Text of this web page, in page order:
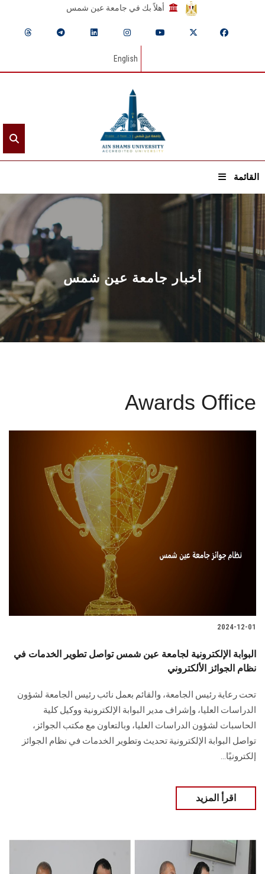
أهلاً بك في جامعة عين شمس
English
القائمة
الرئيسيـة
عن الجامعة
القطاعـات
الشئون الأكاديمية
البحث العلمي
الزائـرون
سجل الان
أخبار جامعة عين شمس
Awards Office
2024-12-01
البوابة الإلكترونية لجامعة عين شمس تواصل تطوير الخدمات في
نظام الجوائز الألكتروني
تحت رعاية رئيس الجامعة، والقائم ‏‏‏بعمل نائب رئيس الجامعة لشؤون
الدراسات العليا، وإشراف مدير ‏‏‏البوابة الإلكترونية ووكيل كلية
الحاسبات لشؤون الدراسات العليا، ‏وبالتعاون مع مكتب الجوائز،
تواصل ‏‏البوابة الإلكترونية ‏تحديث وتطوير الخدمات في نظام الجوائز
إلكترونيًا...‏
اقرأ المزيد